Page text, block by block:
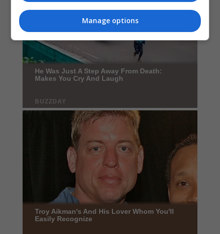
Manage options